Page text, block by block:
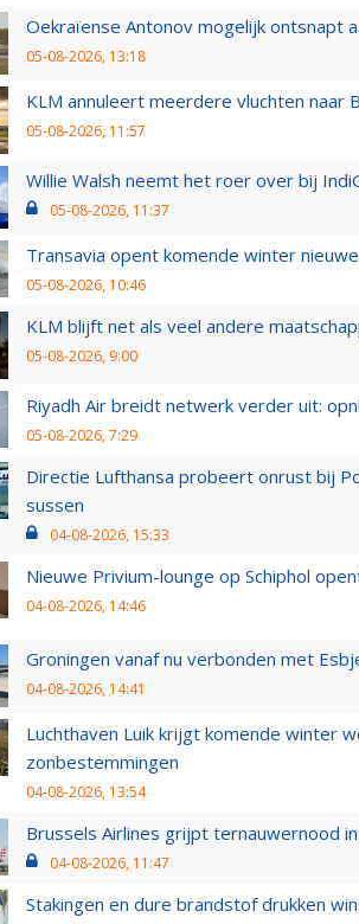
Oekraïense Antonov mogelijk ontsnapt
05-08-2026, 13:18
KLM annuleert meerdere vluchten naar
05-08-2026, 11:57
Willie Walsh neemt het roer over bij
05-08-2026, 11:37
Transavia opent komende winter
05-08-2026, 10:46
KLM blijft net als veel andere
05-08-2026, 9:00
Riyadh Air breidt netwerk verder uit:
05-08-2026, 7:29
Directie Lufthansa probeert onrust bij
sussen
04-08-2026, 15:33
Nieuwe Privium-lounge op Schiphol
04-08-2026, 14:46
Groningen vanaf nu verbonden met
04-08-2026, 14:41
Luchthaven Luik krijgt komende winter
zonbestemmingen
04-08-2026, 13:54
Brussels Airlines grijpt ternauwernood
04-08-2026, 11:47
Stakingen en dure brandstof drukken